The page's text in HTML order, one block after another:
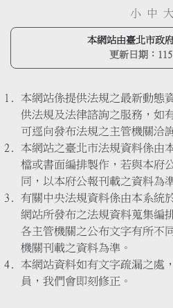
小 中 大
本網站由臺北市政
更新日期：
本網站係提供法規之最新動態
供法規及法律諮詢之服務，如
可逕向發布法規之主管機關洽
本網站之臺北市法規資料係由
檔或書面編排製作，若與本府
同，以本府公報刊載之資料為
有關中央法規資料係由本系統
網站所發布之法規資料蒐集編
各主管機關之公布文字有所不
機關刊載之資料為準。
本網站資料如有文字疏漏之處
員，我們會即刻修正。